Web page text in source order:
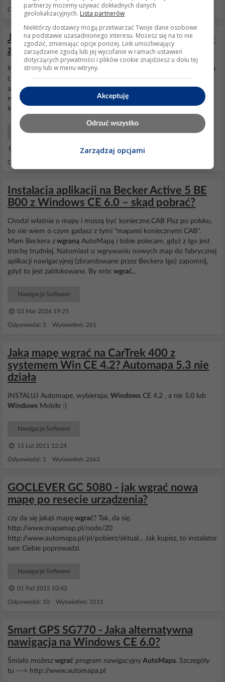
Odpowiedzi: 23 Wyświetleń: 10447
Jak zainstalować mapy GPS na radio Dalco
z systemem Win CE 5.0?
Witam Zakupiłem taką nawigację do vw passata 8 calową
windows
ce 6.0 erisin-es1058v- Na standardzie ma Igo nawigacjęWgrałem
automapę pozmieniałem katalogi i plik srtartowy na igoAutomapa
ruszyła ale jaz działa a raz się wiesza na starcie Co to może być
Wiesza się nie na ekranie automapy ale zanim się z nią połączy
Nawigacje Software
Odpowiedzi: 231 Wyświetleń: 184829
Instalacja aplikacji na Becker Active 5 BE
B00 z Windows CE 6.0 – skąd pobrać?
Chodzi właśnie o mapy i muszą być konieczne.CAB Pisz po polsku,
bo nie wiem o czym gadasz z tymi "mapami koniecznymi CAB".
Mam Beckera z wgraną AutoMapą i tobie polecam, gdyż z Igo jest
trochę trudniej. Natomiast o wgrywaniu nowych map do fabrycznej
aplikacji nawigacyjnej (zbrandowane przez Beckera Igo) zapomnij,
gdyż to jest zablokowane. By móc wgrać...
Nawigacje Software
03 Mar 2026 19:25
Odpowiedzi: 5 Wyświetleń: 261
Jaką mapę wgrać na CarTrek 400 z
systemem Win CE 4.2? Automapa 5.3 nie
działa
INSTALUJ Automape, wybierajac Windows CE 4.2 , a nie 5.0 lub
Windows Mobile :)
Nawigacje Software
15 Lut 2011 12:24
Odpowiedzi: 1 Wyświetleń: 2663
GOCLEVER GC 5080 - jak wgrać nową
mapę po resecie urządzenia?
czy da się jakąś mapę wgrać? Tak, da się.
http://www.mapamap.pl/node/20
http://www.automapa.pl/pl/pobierz/aktual... Jak kupisz, to instalator
sam Ciebie poprowadzi.
Nawigacje Software
01 Paź 2015 10:42
Odpowiedzi: 10 Wyświetleń: 3111
Smart GPS SG770 - Jaka alternatywna
nawigacja na Windows CE 6.0?
Śmiało możesz wgrać program nawigacyjny AutoMapa. Szczegóły
tu ---> http://www.automapa.pl
partnerzy możemy używać dokładnych danych
geolokalizacyjnych. Lista partnerów
Niektórzy dostawcy mogą przetwarzać Twoje dane osobowe
na podstawie uzasadnionego interesu. Możesz się na to nie
zgodzić, zmieniając opcje poniżej. Link umożliwiający
zarządzanie zgodą lub jej wycofanie w ramach ustawień
dotyczących prywatności i plików cookie znajdziesz u dołu tej
strony lub w menu witryny.
Akceptuję
Odrzuć wszystko
Zarządzaj opcjami